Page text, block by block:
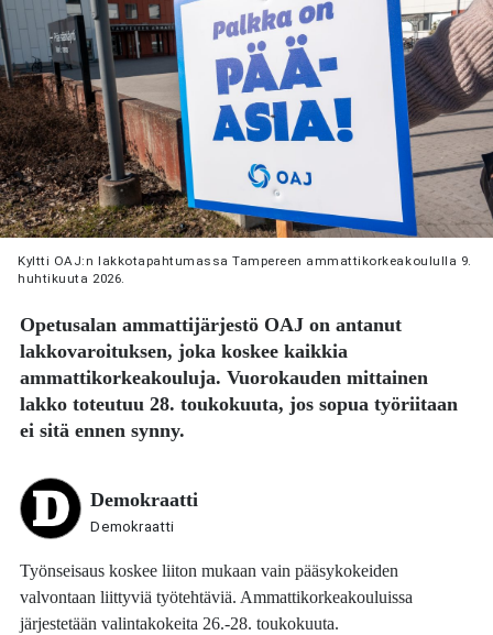
Kyltti OAJ:n lakkotapahtumassa Tampereen ammattikorkeakoululla 9.
huhtikuuta 2026.
Opetusalan ammattijärjestö OAJ on antanut
lakkovaroituksen, joka koskee kaikkia
ammattikorkeakouluja. Vuorokauden mittainen
lakko toteutuu 28. toukokuuta, jos sopua työriitaan
ei sitä ennen synny.
Demokraatti
Demokraatti
Työnseisaus koskee liiton mukaan vain pääsykokeiden
valvontaan liittyviä työtehtäviä. Ammattikorkeakouluissa
järjestetään valintakokeita 26.-28. toukokuuta.